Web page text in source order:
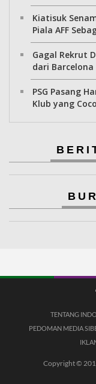
Kiatisuk
Piala AFF
Gagal Rekrut
dari Barcelona
PSG Pasang
Klub yang
TENTANG
PEDOMAN MEDIA
Copyright ©